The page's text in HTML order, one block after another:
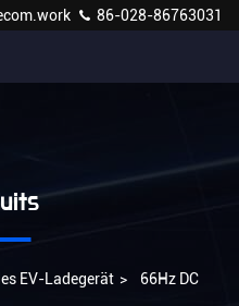
86-028-86763031
EV-Ladegerät > 66Hz DC